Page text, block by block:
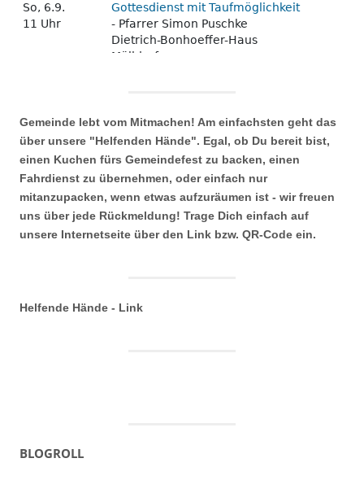
Gemeinde lebt vom Mitmachen! Am einfachsten geht das
über unsere "Helfenden Hände". Egal, ob Du bereit bist,
einen Kuchen fürs Gemeindefest zu backen, einen
Fahrdienst zu übernehmen, oder einfach nur
mitanzupacken, wenn etwas aufzuräumen ist - wir freuen
uns über jede Rückmeldung! Trage Dich einfach auf
unsere Internetseite über den Link bzw. QR-Code ein.
Helfende Hände - Link
BLOGROLL